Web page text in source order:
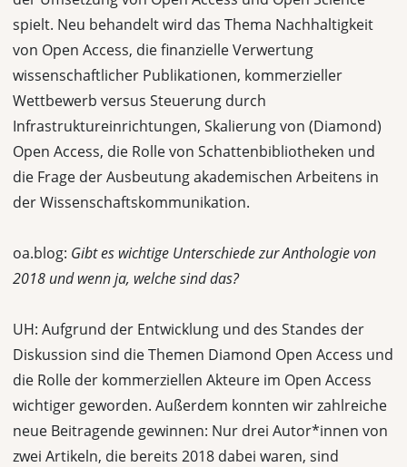
spielt. Neu behandelt wird das Thema Nachhaltigkeit
von Open Access, die finanzielle Verwertung
wissenschaftlicher Publikationen, kommerzieller
Wettbewerb versus Steuerung durch
Infrastruktureinrichtungen, Skalierung von (Diamond)
Open Access, die Rolle von Schattenbibliotheken und
die Frage der Ausbeutung akademischen Arbeitens in
der Wissenschaftskommunikation.
oa.blog: Gibt es wichtige Unterschiede zur Anthologie von
2018 und wenn ja, welche sind das?
UH: Aufgrund der Entwicklung und des Standes der
Diskussion sind die Themen Diamond Open Access und
die Rolle der kommerziellen Akteure im Open Access
wichtiger geworden. Außerdem konnten wir zahlreiche
neue Beitragende gewinnen: Nur drei Autor*innen von
zwei Artikeln, die bereits 2018 dabei waren, sind